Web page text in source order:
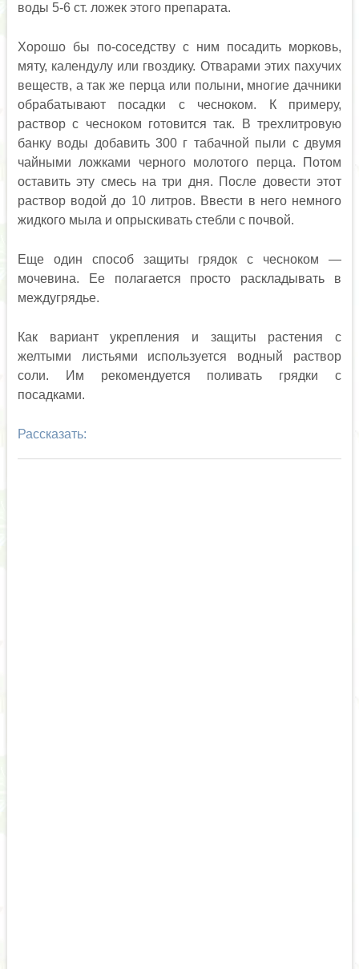
воды 5-6 ст. ложек этого препарата.
Хорошо бы по-соседству с ним посадить морковь,
мяту, календулу или гвоздику. Отварами этих пахучих
веществ, а так же перца или полыни, многие дачники
обрабатывают посадки с чесноком. К примеру,
раствор с чесноком готовится так. В трехлитровую
банку воды добавить 300 г табачной пыли с двумя
чайными ложками черного молотого перца. Потом
оставить эту смесь на три дня. После довести этот
раствор водой до 10 литров. Ввести в него немного
жидкого мыла и опрыскивать стебли с почвой.
Еще один способ защиты грядок с чесноком —
мочевина. Ее полагается просто раскладывать в
междугрядье.
Как вариант укрепления и защиты растения с
желтыми листьями используется водный раствор
соли. Им рекомендуется поливать грядки с
посадками.
Рассказать: